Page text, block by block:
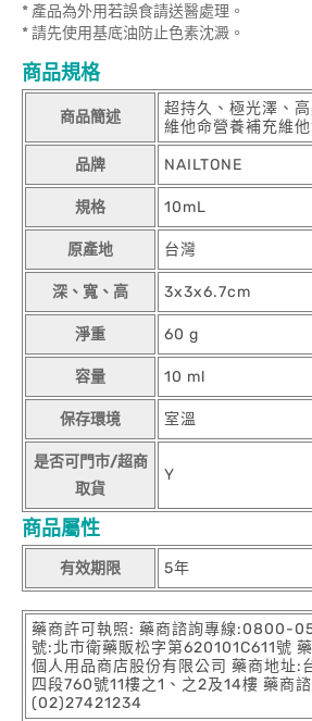
* 產品為外用若誤食請送醫處理。
* 請先使用基底油防止色素沈澱。
商品規格
商品簡述
超持久、極光澤、
維他命營養補充維
品牌 NAILTONE
規格 10mL
原產地 台灣
深、寬、高 3x3x6.7cm
淨重 60 g
容量 10 ml
保存環境 室溫
是否可門市/超商
取貨
Y
商品屬性
有效期限 5年
藥商許可執照: 藥商諮詢專線:0800-
號:北市衛藥販松字第620101C611號
個人用品商店股份有限公司 藥商地址:
四段760號11樓之1、之2及14樓 藥商
(02)27421234